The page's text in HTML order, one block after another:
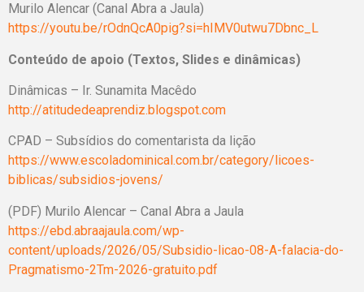
Murilo Alencar (Canal Abra a Jaula)
https://youtu.be/rOdnQcA0pig?si=hIMV0utwu7Dbnc_L
Conteúdo de apoio (Textos, Slides e dinâmicas)
Dinâmicas – Ir. Sunamita Macêdo
http://atitudedeaprendiz.blogspot.com
CPAD – Subsídios do comentarista da lição
https://www.escoladominical.com.br/category/licoes-
biblicas/subsidios-jovens/
(PDF) Murilo Alencar – Canal Abra a Jaula
https://ebd.abraajaula.com/wp-
content/uploads/2026/05/Subsidio-licao-08-A-falacia-do-
Pragmatismo-2Tm-2026-gratuito.pdf